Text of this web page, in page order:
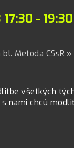
- 19:30
Metoda CSsR »
všetkých
nami chcú